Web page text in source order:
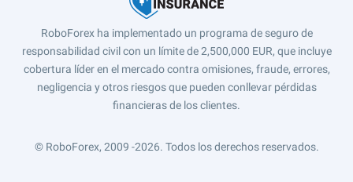
RoboForex ha implementado un programa de seguro de
responsabilidad civil con un límite de 2,500,000 EUR, que incluye
cobertura líder en el mercado contra omisiones, fraude, errores,
negligencia y otros riesgos que pueden conllevar pérdidas
financieras de los clientes.
© RoboForex, 2009 -2026. Todos los derechos reservados.